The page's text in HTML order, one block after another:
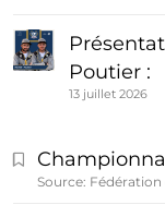
Poutier :
13 juillet 2026
Source: